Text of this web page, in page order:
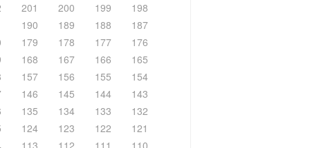
201 200 199
198
190 189 188
187
179 178 177
176
168 167 166
165
157 156 155
154
146 145 144
143
135 134 133
132
124 123 122
121
113 112 111 110